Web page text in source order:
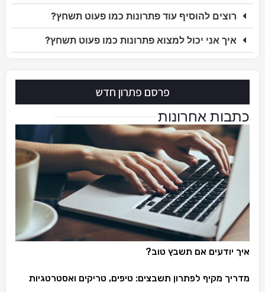
רוצים להוסיף עוד פתרונות כמו פעוט תשחץ?
איך אני יכול למצוא פתרונות כמו פעוט תשחץ?
פרסם פתרון חדש
כתבות אחרונות
איך יודעים אם תשבץ טוב?
מדריך מקיף לפתרון תשבצים: טיפים, טריקים ואסטרטגיות